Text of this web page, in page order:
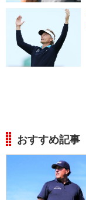
おすすめ記事